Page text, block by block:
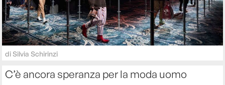
diSilvia Schirinzi
C’è ancora speranza per la moda uomo